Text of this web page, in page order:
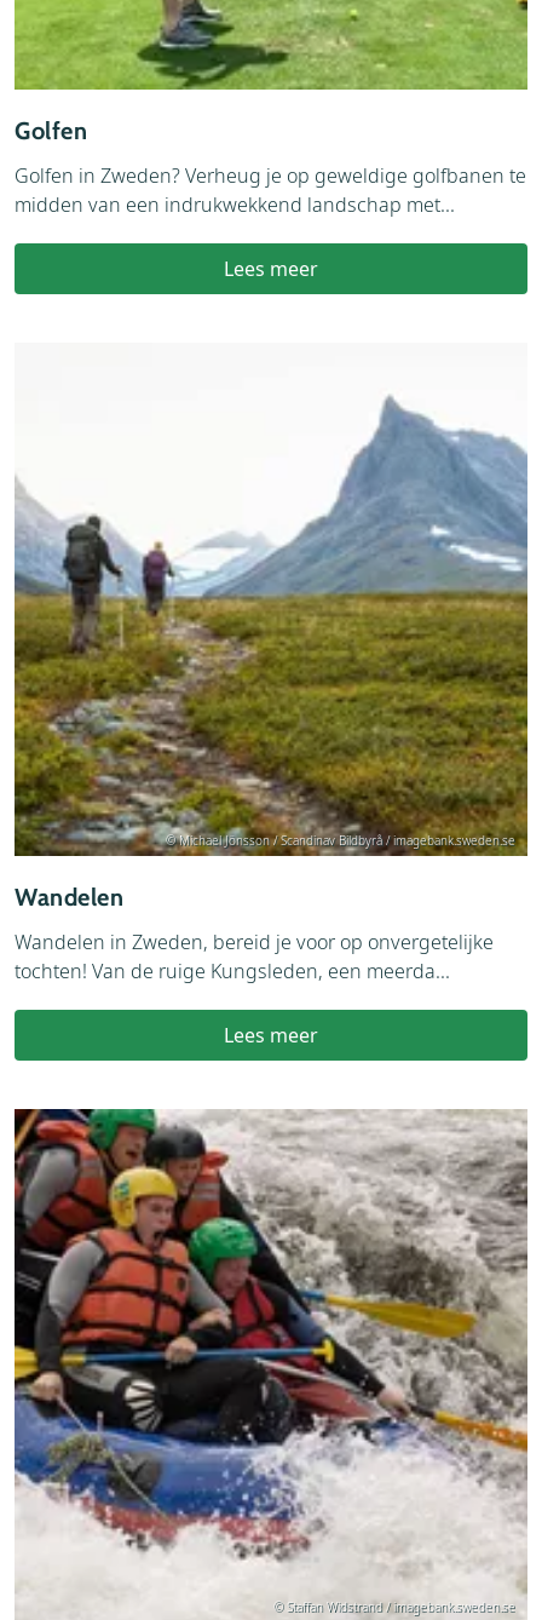
Golfen
Golfen in Zweden? Verheug je op geweldige golfbanen te
midden van een indrukwekkend landschap met...
Lees meer
© Michael Jönsson / Scandinav Bildbyrå / imagebank.sweden.se
Wandelen
Wandelen in Zweden, bereid je voor op onvergetelijke
tochten! Van de ruige Kungsleden, een meerda...
Lees meer
© Staffan Widstrand / imagebank.sweden.se